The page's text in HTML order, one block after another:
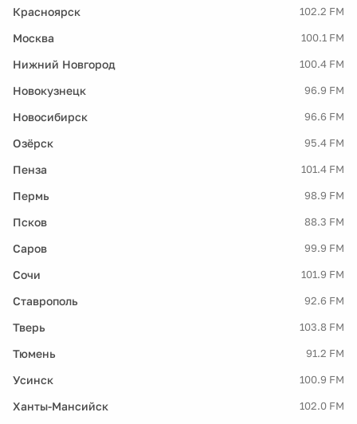
Красноярск 102.2 FM
Москва 100.1 FM
Нижний Новгород 100.4 FM
Новокузнецк 96.9 FM
Новосибирск 96.6 FM
Озёрск 95.4 FM
Пенза 101.4 FM
Пермь 98.9 FM
Псков 88.3 FM
Саров 99.9 FM
Сочи 101.9 FM
Ставрополь 92.6 FM
Тверь 103.8 FM
Тюмень 91.2 FM
Усинск 100.9 FM
Ханты-Мансийск 102.0 FM